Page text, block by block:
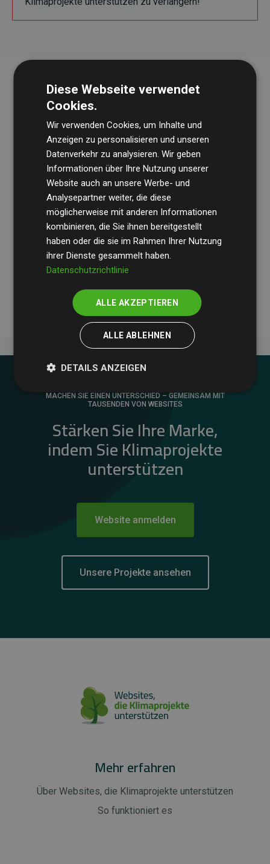
Die Wirtschaftsprüfungsgesellschaft BDOüberprüft
regelmäßig unsere Berechnungen und Methodik, um
Transparenz und Verlässlichkeit sicherzustellen.
Ihre Prüfungen belegen, dass unsere Investitionen in
Klimaschutzprojekte im Durchschnitt200 % der
geschätzten CO₂-Emissionender teilnehmenden
Websites kompensieren – ein klarer Nachweis für die
messbare Klimawirkung unseres Ansatzes.
MACHEN SIE EINEN UNTERSCHIED – GEMEINSAM MIT
TAUSENDEN VON WEBSITES
Stärken Sie Ihre Marke,
indem Sie Klimaprojekte
unterstützen
Website anmelden
Unsere Projekte ansehen
Mehr erfahren
Über Websites, die Klimaprojekte unterstützen
So funktioniert es
Diese Webseite verwendet
Cookies.
Wir verwenden Cookies, um Inhalte und
Anzeigen zu personalisieren und unseren
Datenverkehr zu analysieren. Wir geben
Informationen über Ihre Nutzung unserer
Website auch an unsere Werbe- und
Analysepartner weiter, die diese
möglicherweise mit anderen Informationen
kombinieren, die Sie ihnen bereitgestellt
haben oder die sie im Rahmen Ihrer Nutzung
ihrer Dienste gesammelt haben.
Datenschutzrichtlinie
ALLE AKZEPTIEREN
ALLE ABLEHNEN
DETAILS ANZEIGEN